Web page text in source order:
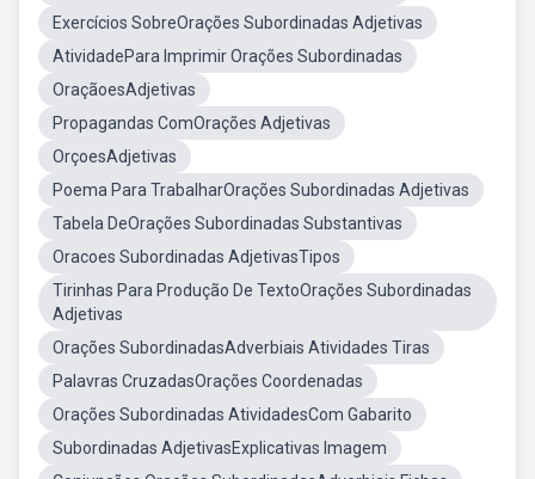
Exercícios SobreOrações Subordinadas Adjetivas
AtividadePara Imprimir Orações Subordinadas
OraçãoesAdjetivas
Propagandas ComOrações Adjetivas
OrçoesAdjetivas
Poema Para TrabalharOrações Subordinadas Adjetivas
Tabela DeOrações Subordinadas Substantivas
Oracoes Subordinadas AdjetivasTipos
Tirinhas Para Produção De TextoOrações Subordinadas
Adjetivas
Orações SubordinadasAdverbiais Atividades Tiras
Palavras CruzadasOrações Coordenadas
Orações Subordinadas AtividadesCom Gabarito
Subordinadas AdjetivasExplicativas Imagem